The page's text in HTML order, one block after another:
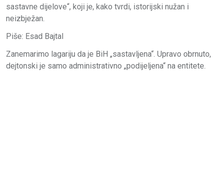
sastavne dijelove“, koji je, kako tvrdi, istorijski nužan i
neizbježan.
Piše: Esad Bajtal
Zanemarimo lagariju da je BiH „sastavljena“. Upravo obrnuto,
dejtonski je samo administrativno „podijeljena“ na entitete.